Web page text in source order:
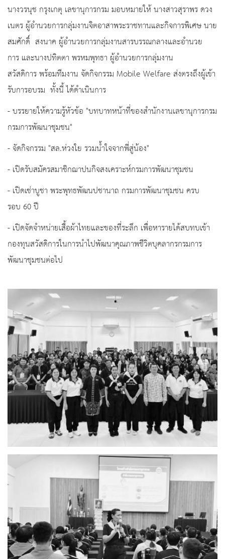
นางวรนุช กรุงเกตุ เลขานุการกรม มอบหมายให้ นางสาวสุราพร ดวง
เนตร ผู้อำนวยการกลุ่มงานจิตอาสาพระราชทานและกิจการพิเศษ นาย
สมศักดิ์ สงนาค ผู้อำนวยการกลุ่มงานสารบรรณกลางและอำนวย
การ และนางปทิตตา พรหมพุทธา ผู้อำนวยการกลุ่มงาน
สวัสดิการ พร้อมทีมงาน จัดกิจกรรม Mobile Welfare ส่งตรงถึงผู้เข้า
รับการอบรม ทั้งนี้ ได้ดำเนินการ
- บรรยายให้ความรู้หัวข้อ "บทบาทหน้าที่ของสำนักงานเลขานุการกรม
กรมการพัฒนาชุมชน"
- จัดกิจกรรม "สล.ห่วงใย รวมน้ำใจจากพี่สู่น้อง"
- เปิดรับสมัครสมาชิกฌาปนกิจสงเคราะห์กรมการพัฒนาชุมชน
- เปิดเช่าบูชา พระพุทธพัฒนปชานาถ กรมการพัฒนาชุมชน ครบ
รอบ 60 ปี
- เปิดจัดจำหน่ายเสื้อผ้าไทยและของที่ระลึก เพื่อหารายได้สบทบเข้า
กองทุนสวัสดิการในการนำไปพัฒนาคุณภาพชีวิตบุคลากรกรมการ
พัฒนาชุมชนต่อไป